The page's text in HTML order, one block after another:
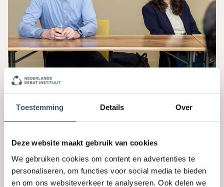
Toestemming Details Over
Deze website maakt gebruik van cookies
We gebruiken cookies om content en advertenties te
personaliseren, om functies voor social media te bieden
en om ons websiteverkeer te analyseren. Ook delen we
Het integriteitsgesprek in de
Raads-, commissie- of/en collegeleden gaan met elkaar
het gesprek aan over normen en waarden.
€1.150,- 1 dagdeel 30 deelnemers